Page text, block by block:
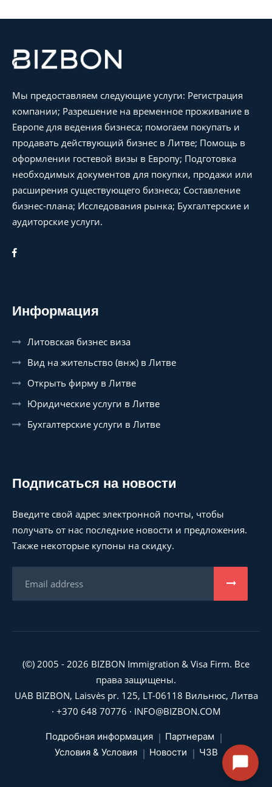
Мы предоставляем следующие услуги: Регистрация
компании; Разрешение на временное проживание в
Европе для ведения бизнеса; помогаем покупать и
продавать действующий бизнес в Литве; Помощь в
оформлении гостевой визы в Европу; Подготовка
необходимых документов для покупки, продажи или
расширения существующего бизнеса; Составление
бизнес-плана; Исследования рынка; Бухгалтерские и
аудиторские услуги.
Информация
Литовская бизнес виза
Вид на жительство (внж) в Литве
Открыть фирму в Литве
Юридические услуги в Литве
Бухгалтерские услуги в Литве
Подписаться на новости
Введите свой адрес электронной почты, чтобы
получать от нас последние новости и предложения.
Также некоторые купоны на скидку.
(©) 2005 - 2026 BIZBON Immigration & Visa Firm. Все
права защищены.
UAB BIZBON, Laisvės pr. 125, LT-06118 Вильнюс, Литва
· +370 648 70776 · INFO@BIZBON.COM
Подробная информация
Партнерам
Условия & Условия
Новости ЧЗВ